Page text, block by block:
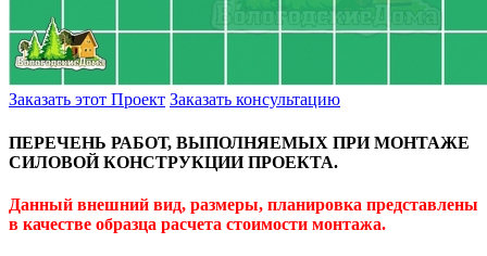
Заказать этот Проект Заказать консультацию
ПЕРЕЧЕНЬ РАБОТ, ВЫПОЛНЯЕМЫХ ПРИ МОНТАЖЕ
СИЛОВОЙ КОНСТРУКЦИИ ПРОЕКТА.
Данный внешний вид, размеры, планировка представлены
в качестве образца расчета стоимости монтажа.